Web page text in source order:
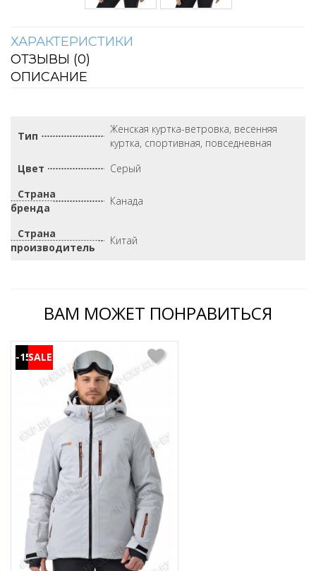
ХАРАКТЕРИСТИКИ
ОТЗЫВЫ (0)
ОПИСАНИЕ
Тип
Женская куртка-ветровка, весенняя
куртка, спортивная, повседневная
Цвет
Серый
Страна
бренда
Канада
Страна
производитель
Китай
ВАМ МОЖЕТ ПОНРАВИТЬСЯ
-15%